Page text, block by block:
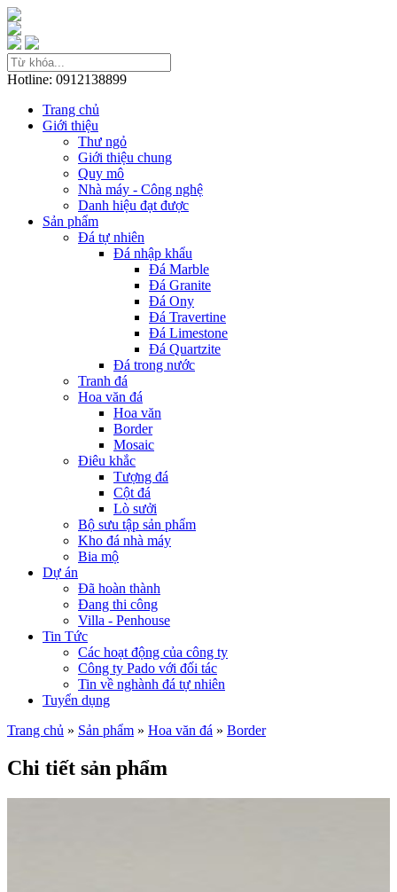
Hotline: 0912138899
Trang chủ
Giới thiệu
Thư ngỏ
Giới thiệu chung
Quy mô
Nhà máy - Công nghệ
Danh hiệu đạt được
Sản phẩm
Đá tự nhiên
Đá nhập khẩu
Đá Marble
Đá Granite
Đá Ony
Đá Travertine
Đá Limestone
Đá Quartzite
Đá trong nước
Tranh đá
Hoa văn đá
Hoa văn
Border
Mosaic
Điêu khắc
Tượng đá
Cột đá
Lò sưởi
Bộ sưu tập sản phẩm
Kho đá nhà máy
Bia mộ
Dự án
Đã hoàn thành
Đang thi công
Villa - Penhouse
Tin Tức
Các hoạt động của công ty
Công ty Pado với đối tác
Tin về nghành đá tự nhiên
Tuyển dụng
Trang chủ » Sản phẩm » Hoa văn đá » Border
Chi tiết sản phẩm